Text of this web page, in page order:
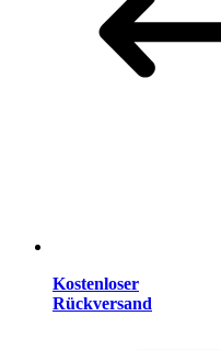
Kostenloser
Rückversand